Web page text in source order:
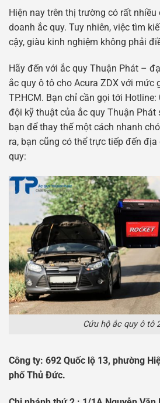
Hiện nay trên thị trường có rất
doanh ắc quy. Tuy nhiên, việc tìm
cậy, giàu kinh nghiệm không phải
Hãy đến với ắc quy Thuận Phát –
ắc quy ô tô cho Acura ZDX với mức
TP.HCM. Bạn chỉ cần gọi tới
đội kỹ thuật của ắc quy Thuận Phát
bạn để thay thế một cách nhanh
ra, bạn cũng có thể trực tiếp đến
quy:
Cứu hộ ắc quy ô tô
Công ty: 692 Quốc lộ 13, phường
phố Thủ Đức.